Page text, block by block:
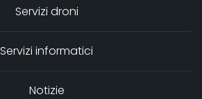
Servizi droni
Servizi informatici
Notizie